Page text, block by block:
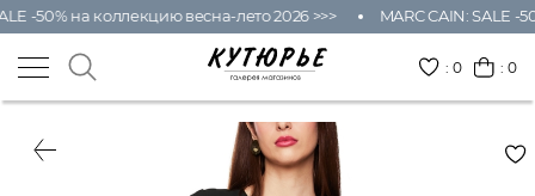
-50% на коллекцию весна-лето 2026 >>> MARC CAIN: SALE -
:0 : 0